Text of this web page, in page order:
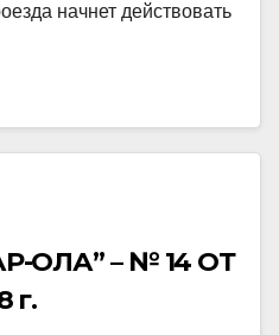
начнет действовать
ОЛА” – № 14 ОТ
г.